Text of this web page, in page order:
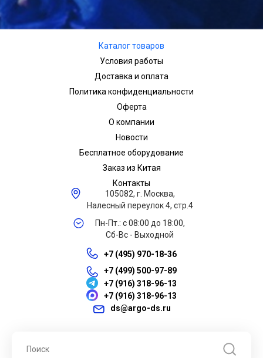
Каталог товаров
Условия работы
Доставка и оплата
Политика конфиденциальности
Оферта
О компании
Новости
Бесплатное оборудование
Заказ из Китая
Контакты
105082, г. Москва,
Налесный переулок 4, стр.4
Пн-Пт.: с 08:00 до 18:00,
Сб-Вс - Выходной
+7 (495) 970-18-36
+7 (499) 500-97-89
+7 (916) 318-96-13
+7 (916) 318-96-13
ds@argo-ds.ru